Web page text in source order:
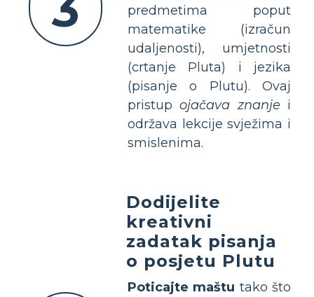
predmetima poput
matematike (izračun
udaljenosti), umjetnosti
(crtanje Pluta) i jezika
(pisanje o Plutu). Ovaj
pristupojačava znanje i
održava lekcije svježima i
smislenima.
Dodijelite
kreativni
zadatak pisanja
o posjetu Plutu
Poticajte maštu tako što